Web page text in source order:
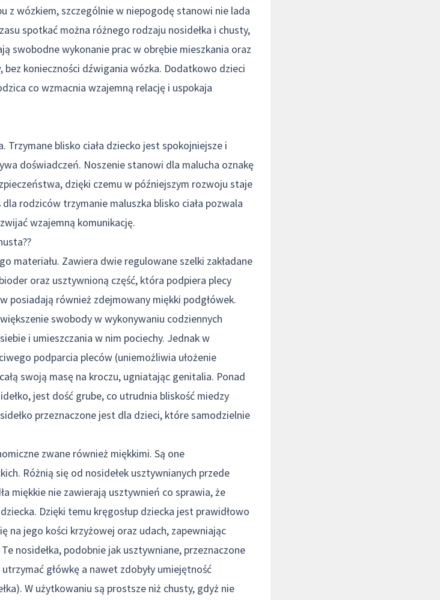
z wózkiem, szczególnie w niepogodę stanowi nie lada
spotkać można różnego rodzaju nosidełka i chusty,
swobodne wykonanie prac w obrębie mieszkania oraz
bez konieczności dźwigania wózka. Dodatkowo dzieci
co wzmacnia wzajemną relację i uspokaja
Trzymane blisko ciała dziecko jest spokojniejsze i
doświadczeń. Noszenie stanowi dla malucha oznakę
dzięki czemu w późniejszym rozwoju staje
rodziców trzymanie maluszka blisko ciała pozwala
wzajemną komunikację.
materiału. Zawiera dwie regulowane szelki zakładane
oraz usztywnioną część, która podpiera plecy
posiadają również zdejmowany miękki podgłówek.
swobody w wykonywaniu codziennych
i umieszczania w nim pociechy. Jednak w
podparcia pleców (uniemożliwia ułożenie
swoją masę na kroczu, ugniatając genitalia. Ponad
jest dość grube, co utrudnia bliskość miedzy
przeznaczone jest dla dzieci, które samodzielnie
zwane również miękkimi. Są one
Różnią się od nosidełek usztywnianych przede
miękkie nie zawierają usztywnień co sprawia, że
Dzięki temu kręgosłup dziecka jest prawidłowo
na jego kości krzyżowej oraz udach, zapewniając
nosidełka, podobnie jak usztywniane, przeznaczone
główkę a nawet zdobyły umiejętność
W użytkowaniu są prostsze niż chusty, gdyż nie